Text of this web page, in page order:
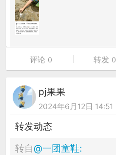
评论 0 转发 0
pj果果
2024年6月12日 14:51
转发动态
转自@一团童鞋: